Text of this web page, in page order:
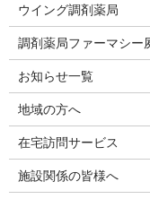
ウイング調剤薬局
調剤薬局ファーマシー
お知らせ一覧
地域の方へ
在宅訪問サービス
施設関係の皆様へ